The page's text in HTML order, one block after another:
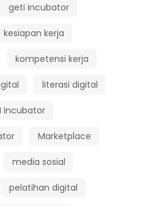
geti incubator
kesiapan kerja
kompetensi kerja
literasi digital
Incubator
Marketplace
media sosial
pelatihan digital